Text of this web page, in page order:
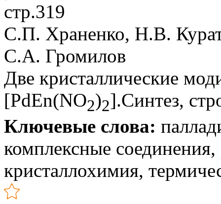
стр.319
С.П. Храненко, Н.В.
С.А. Громилов
Две кристаллические
[PdEn(NO2)2].Синтез,
Ключевые слова:
комплексные
кристаллохимия,